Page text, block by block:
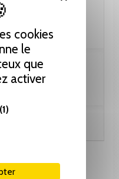
cookies
le
que
activer
(1)